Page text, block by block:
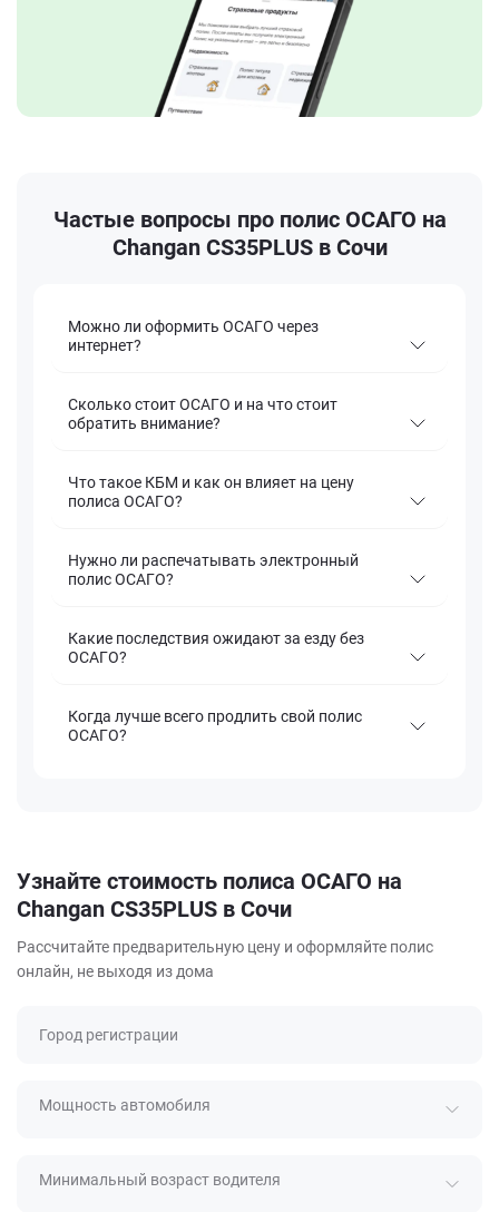
Частые вопросы про полис ОСАГО на
Changan CS35PLUS в Сочи
Можно ли оформить ОСАГО через
интернет?
Сколько стоит ОСАГО и на что стоит
обратить внимание?
Что такое КБМ и как он влияет на цену
полиса ОСАГО?
Нужно ли распечатывать электронный
полис ОСАГО?
Какие последствия ожидают за езду без
ОСАГО?
Когда лучше всего продлить свой полис
ОСАГО?
Узнайте стоимость полиса ОСАГО на
Changan CS35PLUS в Сочи
Рассчитайте предварительную цену и оформляйте полис
онлайн, не выходя из дома
Город регистрации
Мощность автомобиля
Минимальный возраст водителя